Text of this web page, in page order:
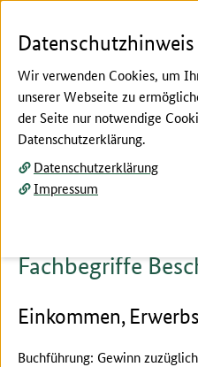
Hier beginnt der Hauptinhalt
Beschreibung
Fachbegriffe erklärt
Fachbegriffe
Einkommen,
Buchführung: Gewinn
Datenschutzhinweis
Wir verwenden Cookies, um
unserer Webseite zu
der Seite nur notwendige
Datenschutzerklärung.
Datenschutzerklärung
Impressum